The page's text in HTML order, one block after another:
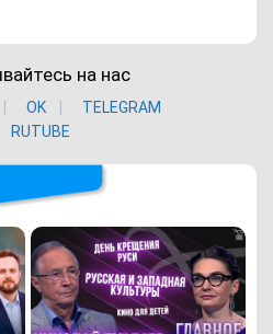
на нас
ОK
TELEGRAM
RUTUBE